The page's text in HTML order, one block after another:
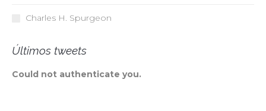
Charles H. Spurgeon
Últimos tweets
Could not authenticate you.